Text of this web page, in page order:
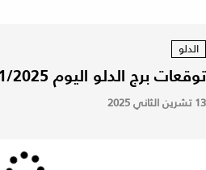
الدلو
توقعات برج الدلو اليوم 13/11/2025
13 تشرين الثاني 2025